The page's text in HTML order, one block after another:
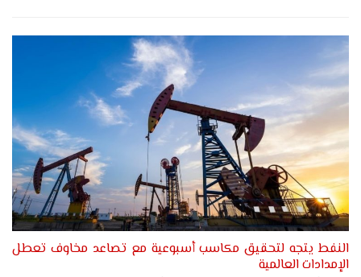
النفط يتجه لتحقيق مكاسب أسبوعية مع تصاعد مخاوف تعطل
الإمدادات العالمية